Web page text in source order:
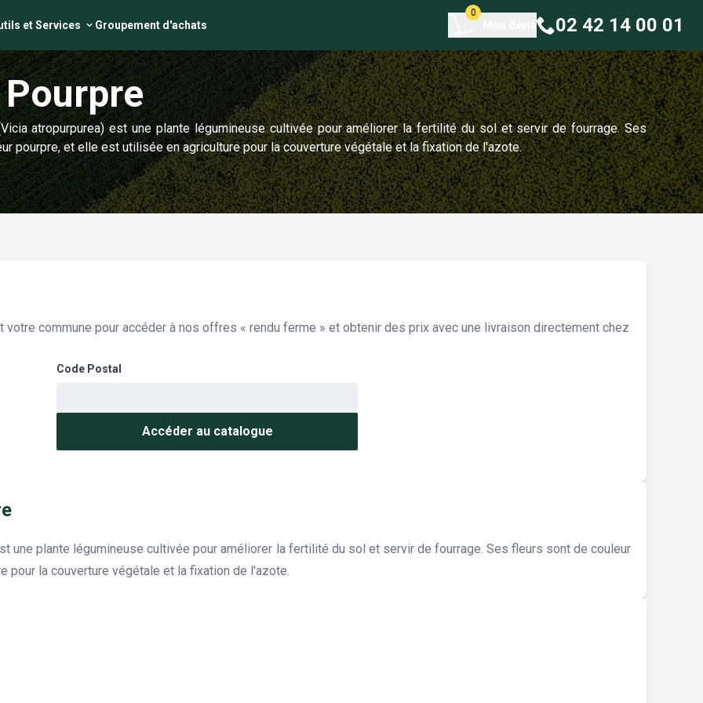
et Services Groupement d'achats
0
02 42 14 00 01
atropurpurea) est une plante légumineuse cultivée pour améliorer la fertilité du sol et servir de fourrage. Ses
pourpre, et elle est utilisée en agriculture pour la couverture végétale et la fixation de l'azote.
commune pour accéder à nos offres « rendu ferme » et obtenir des prix avec une livraison directement chez
Code Postal
Accéder au catalogue
une plante légumineuse cultivée pour améliorer la fertilité du sol et servir de fourrage. Ses fleurs sont de couleur
pour la couverture végétale et la fixation de l'azote.